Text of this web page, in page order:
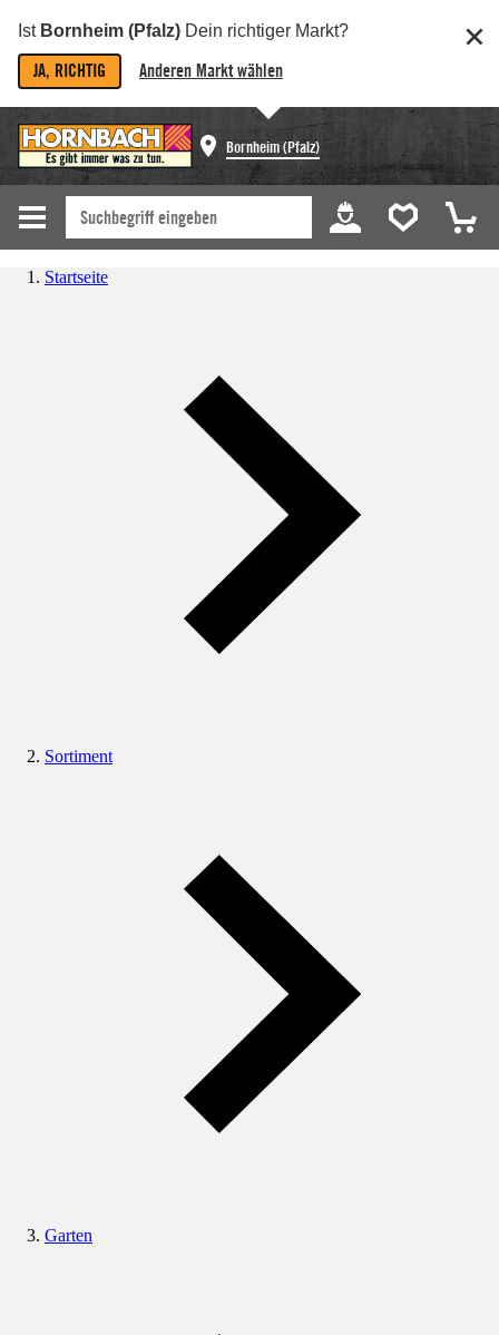
Ist Bornheim (Pfalz) Dein richtiger Markt?
JA, RICHTIG Anderen Markt wählen
Bornheim (Pfalz)
Startseite
Sortiment
Garten